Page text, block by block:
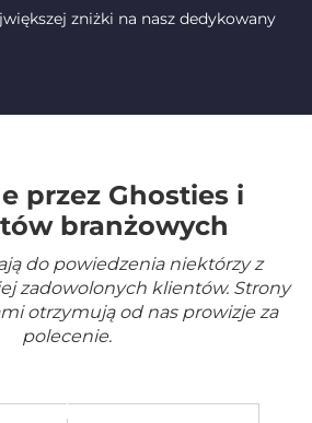
zniżki na nasz dedykowany
przez Ghosties i
branżowych
do powiedzenia niektórzy z
zadowolonych klientów. Strony
otrzymują od nas prowizje za
polecenie.